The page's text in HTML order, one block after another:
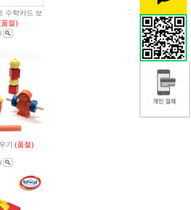
수학카드 보
품절)
기 (품절)